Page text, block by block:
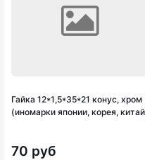
Гайка 12*1,5*35*21 конус, хром
(иномарки японии, корея,
70 руб